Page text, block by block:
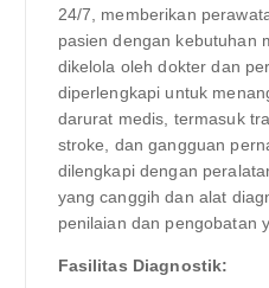
24/7, memberikan
pasien dengan kebutuhan
dikelola oleh dokter dan
diperlengkapi untuk
darurat medis, termasuk
stroke, dan gangguan
dilengkapi dengan
yang canggih dan alat
penilaian dan pengobatan
Fasilitas Diagnostik: